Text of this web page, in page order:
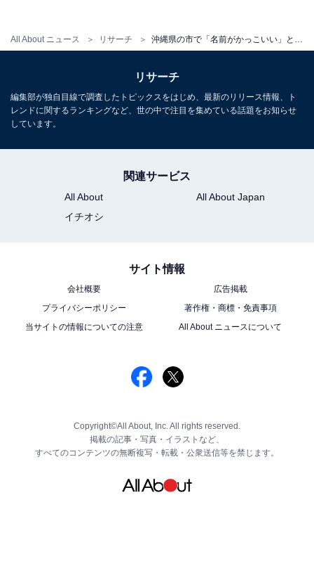
All About ニュース リサーチ 沖縄県の市で「名前がかっこいい」と思う市ランキング！ 2位「宜野湾市」を抑えた1位は？ 【2025年調査】
リサーチ
編集部が独自目線で調査したトピックスをはじめ、最新のリリース情報、ト
レンドに関するランキングなど、世の中で注目を集めている話題をお知らせ
しています。
関連サービス
All About
All About Japan
イチオシ
サイト情報
会社概要
広告掲載
プライバシーポリシー
著作権・商標・免責事項
当サイトの情報についての注意
All About ニュースについて
Copyright©All About, Inc. All rights reserved.
掲載の記事・写真・イラストなど、
すべてのコンテンツの無断複写・転載・公衆送信等を禁じます。